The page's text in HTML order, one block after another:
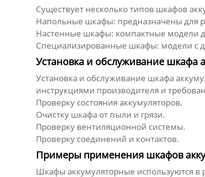
Существует несколько типов шкафов
Напольные шкафы: предназначены для
Настенные шкафы: компактные модели
Специализированные шкафы: модели с
Установка и обслуживание шкафа
Установка и обслуживание шкафа
инструкциями производителя и
Проверку состояния аккумуляторов.
Очистку шкафа от пыли и грязи.
Проверку вентиляционной системы.
Проверку соединений и контактов.
Примеры применения шкафов
Шкафы аккумуляторные используются в